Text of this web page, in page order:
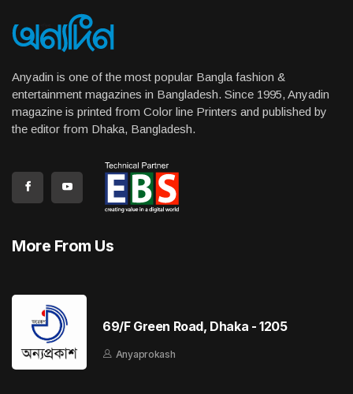
Anyadin is one of the most popular Bangla fashion &
entertainment magazines in Bangladesh. Since 1995, Anyadin
magazine is printed from Color line Printers and published by
the editor from Dhaka, Bangladesh.
More From Us
69/F Green Road, Dhaka - 1205
Anyaprokash